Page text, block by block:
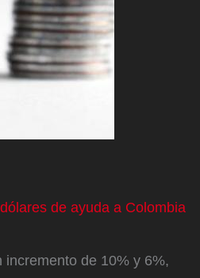
de ayuda a Colombia
de 10% y 6%,